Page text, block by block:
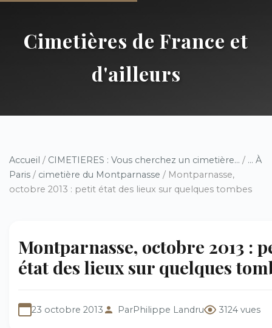
Cimetières de France et
d'ailleurs
Accueil / CIMETIERES : Vous cherchez un cimetière... / ... À
Paris / cimetière du Montparnasse / Montparnasse,
octobre 2013 : petit état des lieux sur quelques tombes
Montparnasse, octobre 2013 :
état des lieux sur quelques
23 octobre 2013 ParPhilippe Landru 3124 vues